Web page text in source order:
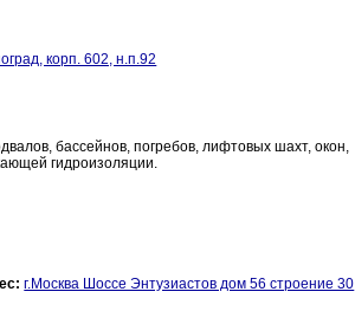
корп. 602, н.п.92
бассейнов, погребов, лифтовых шахт, окон,
гидроизоляции.
г.Москва Шоссе Энтузиастов дом 56 строение 30